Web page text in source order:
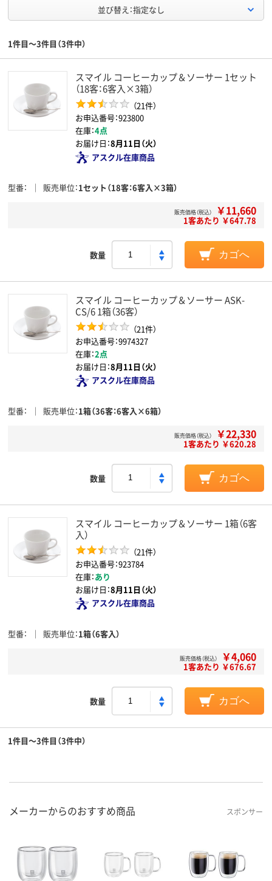
並び替え：指定なし
1件目～3件目（3件中）
スマイル コーヒーカップ＆ソーサー 1セット
（18客：6客入×3箱）
（21件）
お申込番号：923800
在庫：4点
お届け日：8月11日（火）
アスクル在庫商品
型番 販売単位 1セット（18客：6客入×3箱）
販売価格（税込） ￥11,660
1客あたり ￥647.78
数量 カゴへ
スマイル コーヒーカップ＆ソーサー ASK-
CS/6 1箱（36客）
（21件）
お申込番号：9974327
在庫：2点
お届け日：8月11日（火）
アスクル在庫商品
型番 販売単位 1箱（36客：6客入×6箱）
販売価格（税込） ￥22,330
1客あたり ￥620.28
数量 カゴへ
スマイル コーヒーカップ＆ソーサー 1箱（6客
入）
（21件）
お申込番号：923784
在庫：あり
お届け日：8月11日（火）
アスクル在庫商品
型番 販売単位 1箱（6客入）
販売価格（税込） ￥4,060
1客あたり ￥676.67
数量 カゴへ
1件目～3件目（3件中）
メーカーからのおすすめ商品 スポンサー